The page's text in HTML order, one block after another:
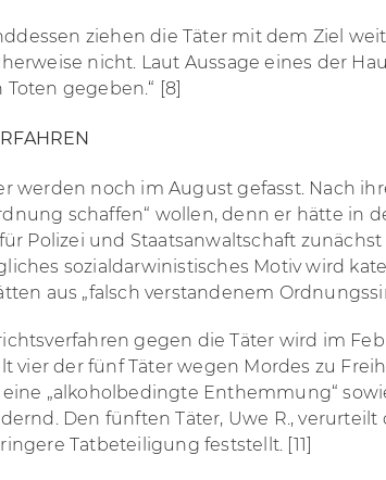
ziehen die Täter mit dem Ziel
nicht. Laut Aussage eines der
gegeben.“ [8]
werden noch im August gefasst. Nach
schaffen“ wollen, denn er hätte in
Polizei und Staatsanwaltschaft
sozialdarwinistisches Motiv wird
aus „falsch verstandenem
gegen die Täter wird im
vier der fünf Täter wegen Mordes zu
eine „alkoholbedingte Enthemmung“
Den fünften Täter, Uwe R.,
Tatbeteiligung feststellt. [11]